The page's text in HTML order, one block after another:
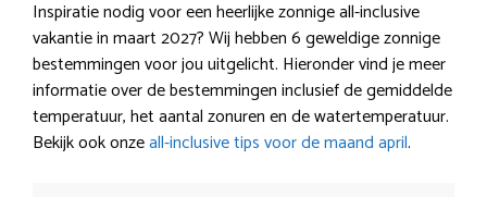
Inspiratie nodig voor een heerlijke zonnige all-inclusive
vakantie in maart 2027? Wij hebben 6 geweldige zonnige
bestemmingen voor jou uitgelicht. Hieronder vind je meer
informatie over de bestemmingen inclusief de gemiddelde
temperatuur, het aantal zonuren en de watertemperatuur.
Bekijk ook onzeall-inclusive tips voor de maand april.